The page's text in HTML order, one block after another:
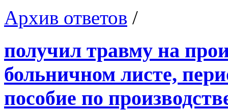
Архив ответов /
получил травму на
больничном листе,
пособие по